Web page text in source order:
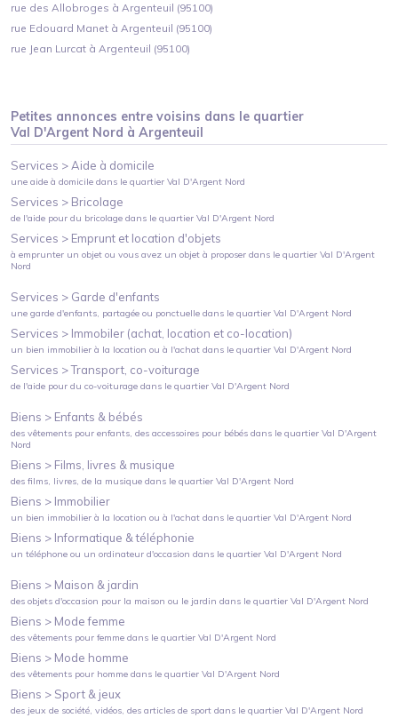
rue des Allobroges à Argenteuil (95100)
rue Edouard Manet à Argenteuil (95100)
rue Jean Lurcat à Argenteuil (95100)
Petites annonces entre voisins dans le quartier
Val D'Argent Nord àArgenteuil
Services >Aide à domicile
une aide à domicile dans le quartierVal D'Argent Nord
Services > Bricolage
de l'aide pour du bricolage dans le quartierVal D'Argent Nord
Services > Emprunt et location d'objets
à emprunter un objet ou vous avez un objet à proposer dans le quartierVal D'Argent
Nord
Services > Garde d'enfants
une garde d'enfants, partagée ou ponctuelle dans le quartierVal D'Argent Nord
Services > Immobiler (achat, location et co-location)
un bien immobilier à la location ou à l'achat dans le quartierVal D'Argent Nord
Services >Transport, co-voiturage
de l'aide pour du co-voiturage dans le quartierVal D'Argent Nord
Biens > Enfants & bébés
des vêtements pour enfants, des accessoires pour bébés dans le quartierVal D'Argent
Nord
Biens > Films, livres & musique
des films, livres, de la musique dans le quartierVal D'Argent Nord
Biens > Immobilier
un bien immobilier à la location ou à l'achat dans le quartierVal D'Argent Nord
Biens > Informatique & téléphonie
un téléphone ou un ordinateur d'occasion dans le quartierVal D'Argent Nord
Biens > Maison & jardin
des objets d'occasion pour la maison ou le jardin dans le quartierVal D'Argent Nord
Biens > Mode femme
des vêtements pour femme dans le quartierVal D'Argent Nord
Biens > Mode homme
des vêtements pour homme dans le quartierVal D'Argent Nord
Biens > Sport & jeux
des jeux de société, vidéos, des articles de sport dans le quartierVal D'Argent Nord